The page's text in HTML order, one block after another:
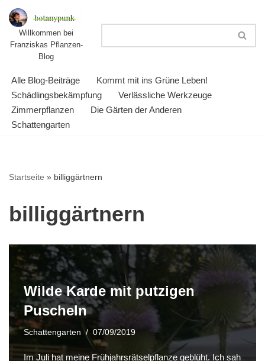
Zum
Inhalt
springen
Willkommen bei
Franziskas Pflanzen-
Blog
Alle Blog-Beiträge
Kommt mit ins Grüne Leben!
Schädlingsbekämpfung
Verlässliche Werkzeuge
Zimmerpflanzen
Die Gärten der Anderen
Schattengarten
Startseite » billiggärtnern
billiggärtnern
Wilde Karde mit putzigen
Puscheln
Schattengarten 07/09/2019
Im Juli hat meine Frühjahrsrätselpflanze geblüht. Ich sah